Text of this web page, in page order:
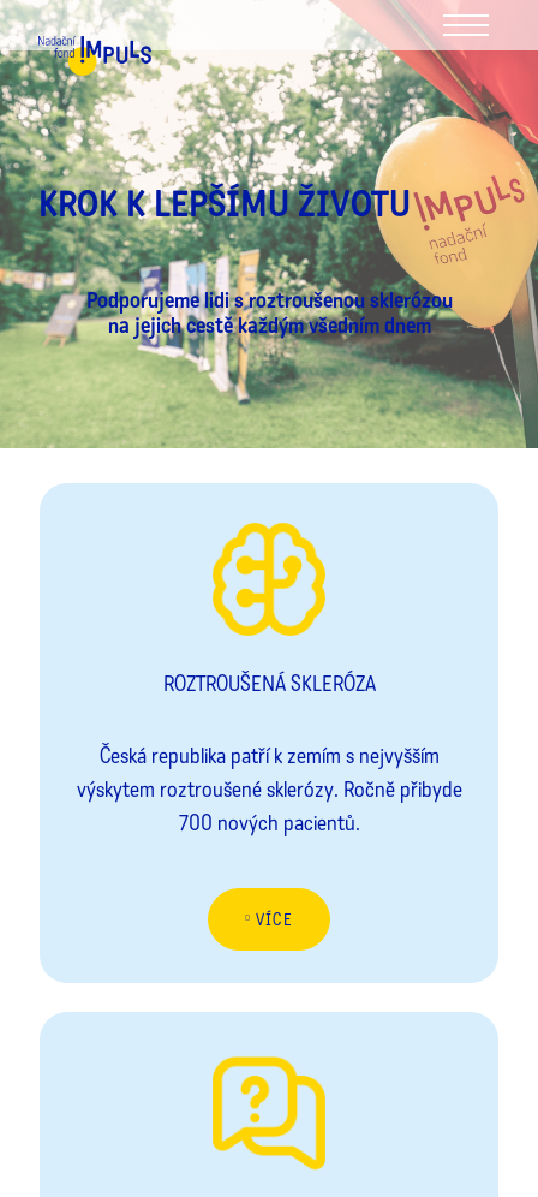
MENU
KROK K LEPŠÍMU ŽIVOTU
Podporujeme lidi s roztroušenou sklerózou
na jejich cestě každým všedním dnem
ROZTROUŠENÁ SKLERÓZA
Česká republika patří k zemím s nejvyšším
výskytem roztroušené sklerózy. Ročně přibyde
700 nových pacientů.
VÍCE